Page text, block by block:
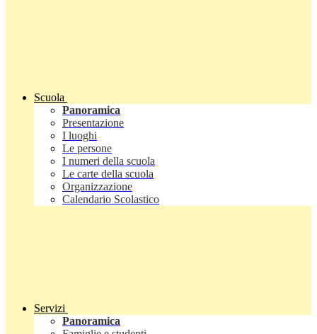
Scuola
Panoramica
Presentazione
I luoghi
Le persone
I numeri della scuola
Le carte della scuola
Organizzazione
Calendario Scolastico
Servizi
Panoramica